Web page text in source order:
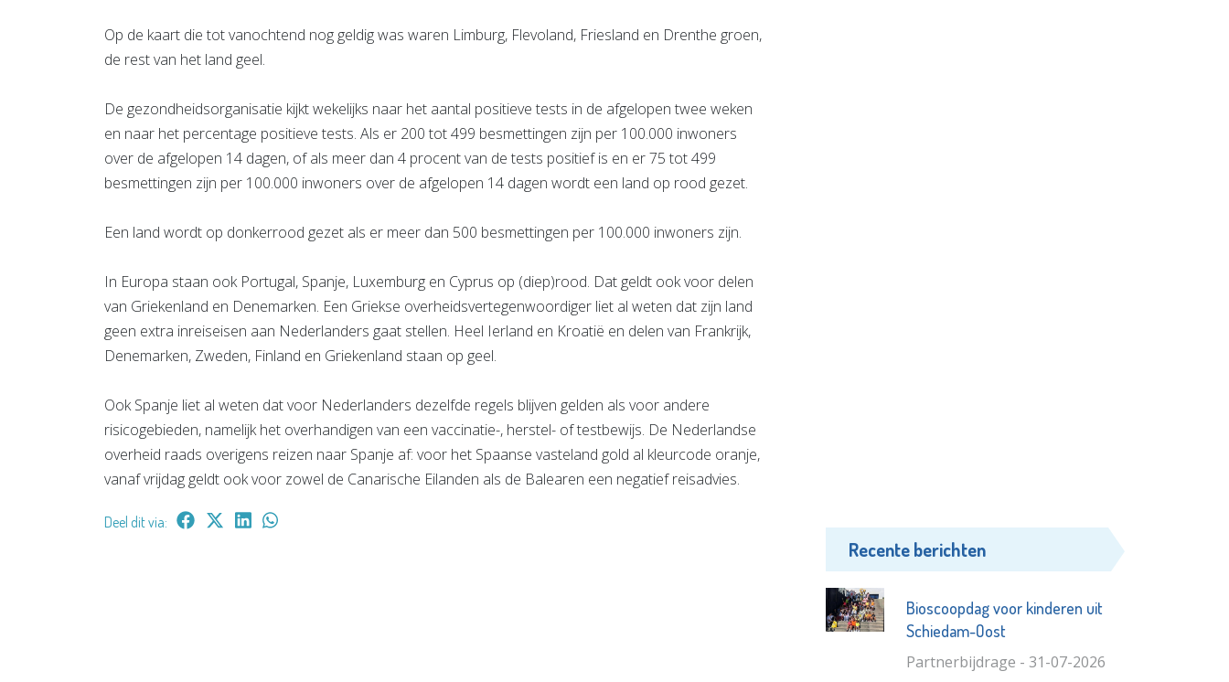
Op de kaart die tot vanochtend nog geldig was waren Limburg, Flevoland, Friesland en Drenthe groen,
de rest van het land geel.
De gezondheidsorganisatie kijkt wekelijks naar het aantal positieve tests in de afgelopen twee weken
en naar het percentage positieve tests. Als er 200 tot 499 besmettingen zijn per 100.000 inwoners
over de afgelopen 14 dagen, of als meer dan 4 procent van de tests positief is en er 75 tot 499
besmettingen zijn per 100.000 inwoners over de afgelopen 14 dagen wordt een land op rood gezet.
Een land wordt op donkerrood gezet als er meer dan 500 besmettingen per 100.000 inwoners zijn.
In Europa staan ook Portugal, Spanje, Luxemburg en Cyprus op (diep)rood. Dat geldt ook voor delen
van Griekenland en Denemarken. Een Griekse overheidsvertegenwoordiger liet al weten dat zijn land
geen extra inreiseisen aan Nederlanders gaat stellen. Heel Ierland en Kroatië en delen van Frankrijk,
Denemarken, Zweden, Finland en Griekenland staan op geel.
Ook Spanje liet al weten dat voor Nederlanders dezelfde regels blijven gelden als voor andere
risicogebieden, namelijk het overhandigen van een vaccinatie-, herstel- of testbewijs. De Nederlandse
overheid raads overigens reizen naar Spanje af: voor het Spaanse vasteland gold al kleurcode oranje,
vanaf vrijdag geldt ook voor zowel de Canarische Eilanden als de Balearen een negatief reisadvies.
Deel dit via:
Recente berichten
Bioscoopdag voor kinderen uit
Schiedam-Oost
Partnerbijdrage - 31-07-2026